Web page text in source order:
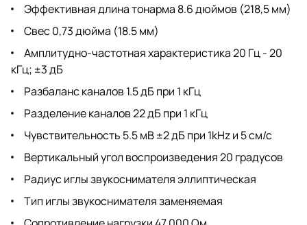
Эффективная длина тонарма 8.6 дюймов (218,5 мм)
Свес 0,73 дюйма (18.5 мм)
Амплитудно-частотная характеристика 20 Гц - 20
кГц; ±3 дБ
Разбаланс каналов 1.5 дБ при 1 кГц
Разделение каналов 22 дБ при 1 кГц
Чувствительность 5.5 мВ ±2 дБ при 1kHz и 5 см/с
Вертикальный угол воспроизведения 20 градусов
Радиус иглы звукоснимателя эллиптическая
Тип иглы звукоснимателя заменяемая